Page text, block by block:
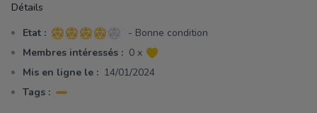
Détails
Etat : 4 sur 5 étoiles
- Bonne condition
Membres intéressés : 0 x
Mis en ligne le : 14/01/2024
Tags :